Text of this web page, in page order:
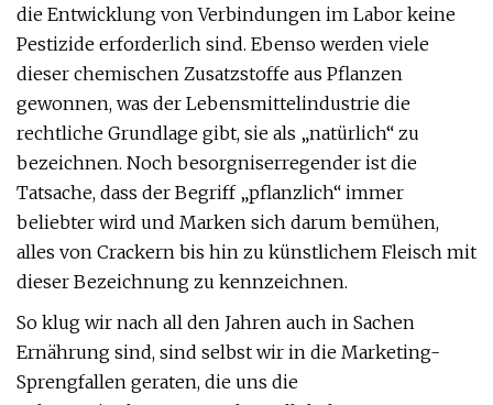
die Entwicklung von Verbindungen im Labor keine
Pestizide erforderlich sind. Ebenso werden viele
dieser chemischen Zusatzstoffe aus Pflanzen
gewonnen, was der Lebensmittelindustrie die
rechtliche Grundlage gibt, sie als „natürlich“ zu
bezeichnen. Noch besorgniserregender ist die
Tatsache, dass der Begriff „pflanzlich“ immer
beliebter wird und Marken sich darum bemühen,
alles von Crackern bis hin zu künstlichem Fleisch mit
dieser Bezeichnung zu kennzeichnen.
So klug wir nach all den Jahren auch in Sachen
Ernährung sind, sind selbst wir in die Marketing-
Sprengfallen geraten, die uns die